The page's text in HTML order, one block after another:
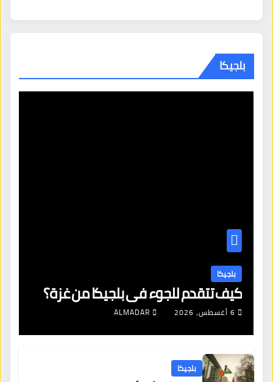
بلجيكا
بلجيكا
كيف تتقدم للجوء في بلجيكا من غزة؟
6 أغسطس، 2026 ALMADAR
بلجيكا